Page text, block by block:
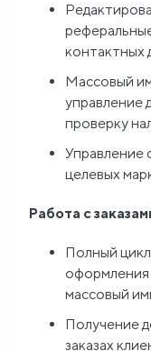
FAQ
контактных
Массовый
управление
проверку
Управление
целевых
Работа с
Полный цикл
оформления
массовый
Получение
заказах